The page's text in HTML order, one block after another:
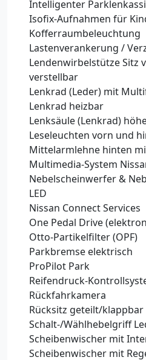
Intelligenter
Isofix-Aufnahmen für
Kofferraumbeleuchtung
Lastenverankerung /
Lendenwirbelstütze Sitz
verstellbar
Lenkrad (Leder) mit
Lenkrad heizbar
Lenksäule (Lenkrad)
Leseleuchten vorn und
Mittelarmlehne hinten
Multimedia-System
Nebelscheinwerfer &
LED
Nissan Connect Services
One Pedal Drive
Otto-Partikelfilter (OPF)
Parkbremse elektrisch
ProPilot Park
Reifendruck-
Rückfahrkamera
Rücksitz geteilt/klappbar
Schalt-/Wählhebelgriff
Scheibenwischer mit
Scheibenwischer mit